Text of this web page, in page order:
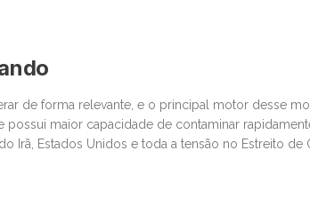
de forma relevante, e o principal motor desse
possui maior capacidade de contaminar
Irã, Estados Unidos e toda a tensão no Estreito de